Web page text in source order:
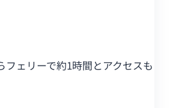
ェリーで約1時間とアクセスも